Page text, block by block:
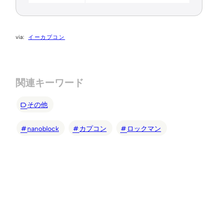
イーカプコン
関連キーワード
その他
nanoblock カプコン ロックマン